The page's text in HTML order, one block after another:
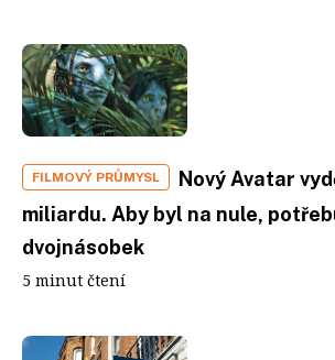
FILMOVÝ PRŮMYSL
Nový Avatar
miliardu. Aby byl na nule,
dvojnásobek
5 minut čtení